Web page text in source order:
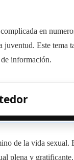
en
Este tema
información.
de la vida sexual.
plena y